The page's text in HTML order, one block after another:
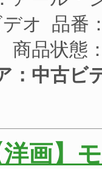
オ 品番
商品状態
：中古ビ
洋画】